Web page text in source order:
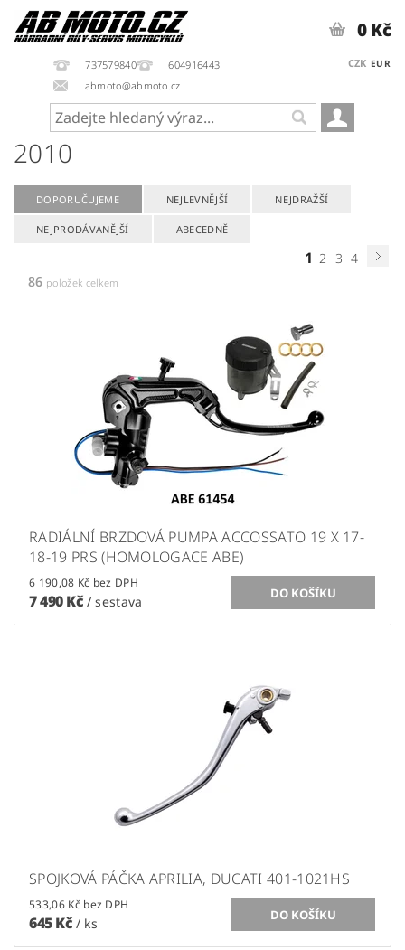
737579840
604916443
abmoto@abmoto.cz
CZK EUR
0 Kč
2010
DOPORUČUJEME NEJLEVNĚJŠÍ NEJDRAŽŠÍ
NEJPRODÁVANĚJŠÍ ABECEDNĚ
1 2 3 4
86 položek celkem
RADIÁLNÍ BRZDOVÁ PUMPA ACCOSSATO 19 X 17-
18-19 PRS (HOMOLOGACE ABE)
6 190,08 Kč bez DPH
7 490 Kč / sestava
SPOJKOVÁ PÁČKA APRILIA, DUCATI 401-1021HS
533,06 Kč bez DPH
645 Kč / ks